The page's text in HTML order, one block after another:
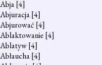
Abja[4]
Abjuracja[4]
Abjurować [4]
Ablaktowanie [4]
Ablatyw[4]
Abłaucha[4]